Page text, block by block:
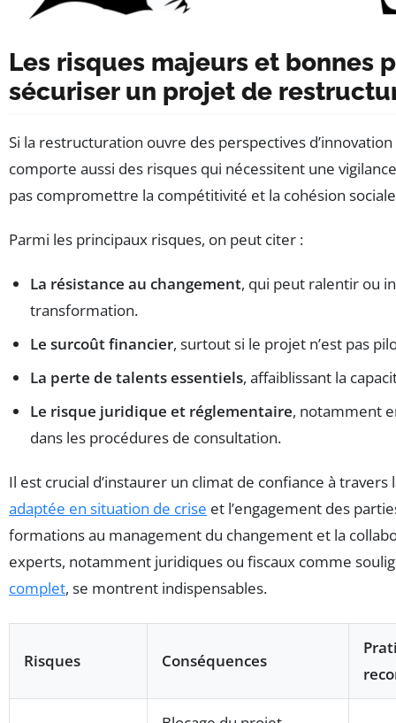
Les risques majeurs et bonnes
sécuriser un projet de
Si la restructuration ouvre des perspectives
comporte aussi des risques qui nécessitent une
pas compromettre la compétitivité et la cohésion
Parmi les principaux risques, on peut citer :
La résistance au changement, qui peut ralentir ou
transformation.
Le surcoût financier, surtout si le projet n’est pas
La perte de talents essentiels, affaiblissant la
Le risque juridique et réglementaire, notamment
dans les procédures de consultation.
Il est crucial d’instaurer un climat de confiance à travers
adaptée en situation de crise et l’engagement des
formations au management du changement et la
experts, notamment juridiques ou fiscaux comme
complet, se montrent indispensables.
Risques Conséquences